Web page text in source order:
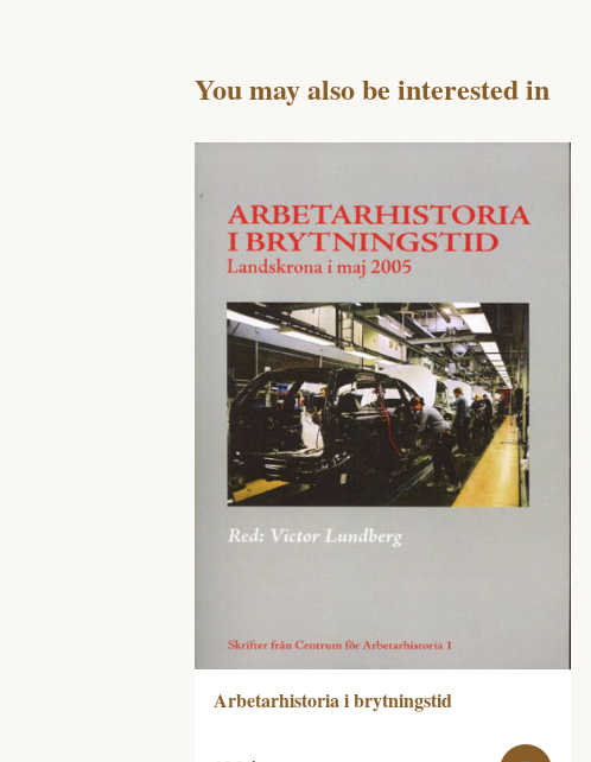
You may also be interested in
Arbetarhistoria i brytningstid